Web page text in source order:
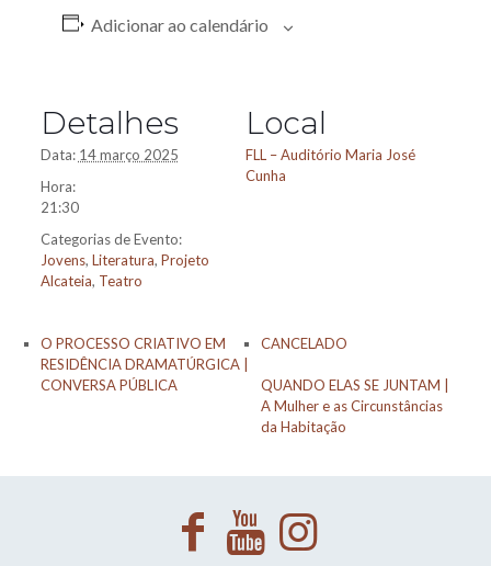
Adicionar ao calendário
Detalhes
Data: 14 março 2025
Hora:
21:30
Categorias de Evento:
Jovens, Literatura, Projeto
Alcateia, Teatro
Local
FLL – Auditório Maria José
Cunha
O PROCESSO CRIATIVO EM
RESIDÊNCIA DRAMATÚRGICA |
CONVERSA PÚBLICA
CANCELADO
QUANDO ELAS SE JUNTAM |
A Mulher e as Circunstâncias
da Habitação